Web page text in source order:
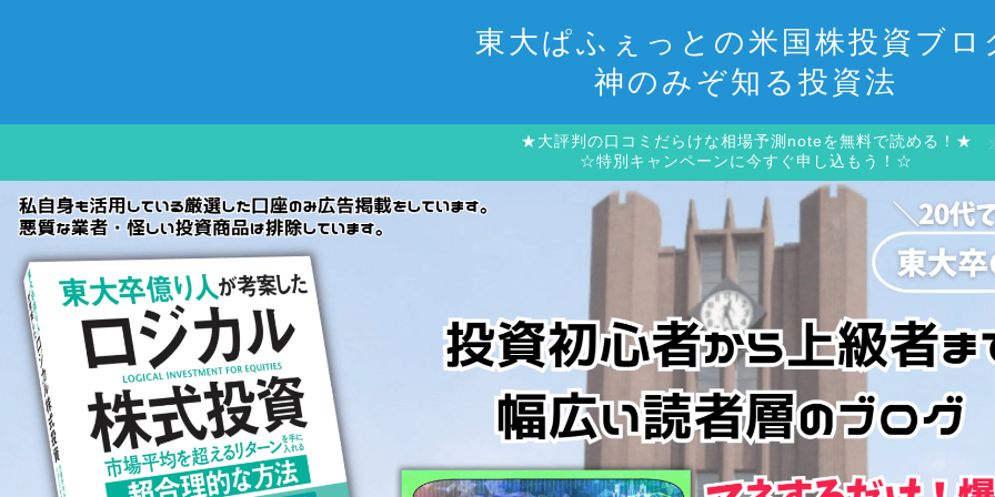
東大ぱふぇっとの米国株投資ブロ
神のみぞ知る投資法
★大評判の口コミだらけな相場予測noteを無料で読める！★
☆特別キャンペーンに今すぐ申し込もう！☆